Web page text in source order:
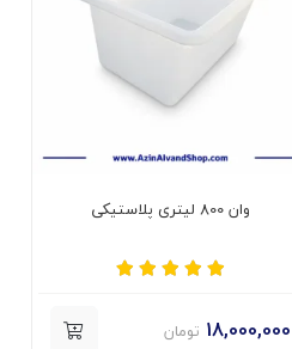
وان 800 لیتری پلاستیکی
18,000,000 تومان